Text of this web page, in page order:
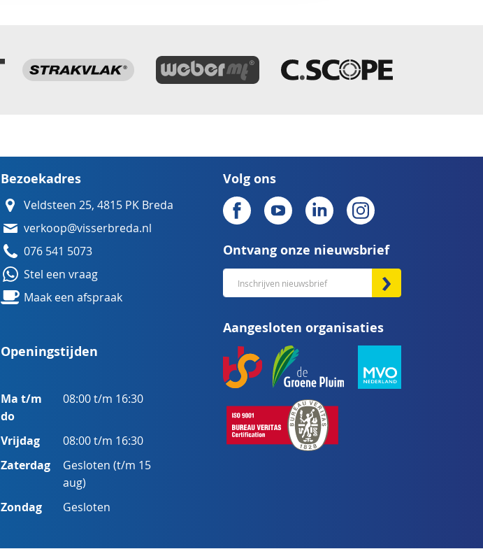
Bezoekadres
Veldsteen 25, 4815 PK Breda
verkoop@visserbreda.nl
076 541 5073
Stel een vraag
Maak een afspraak
Openingstijden
Ma t/m
do
08:00 t/m 16:30
Vrijdag 08:00 t/m 16:30
Zaterdag
Gesloten (t/m 15
aug)
Zondag Gesloten
Volg ons
Ontvang onze nieuwsbrief
Abonneer
u
onze
nieuwsbrief
Aangesloten organisaties